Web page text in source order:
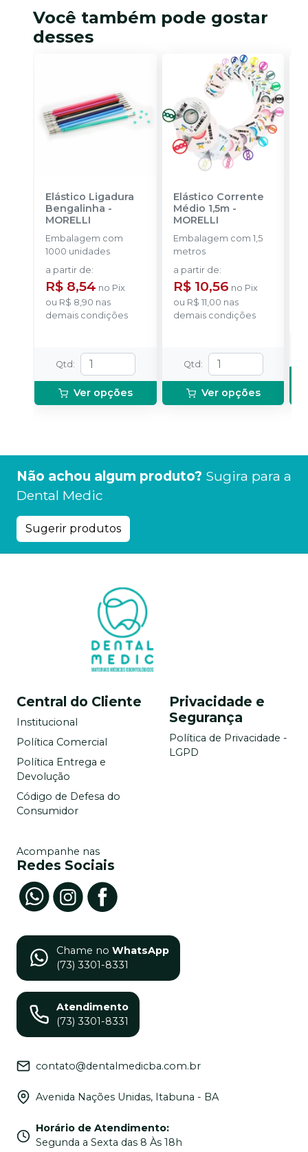
Você também pode gostar
desses
Elástico Ligadura
Bengalinha -
MORELLI
Embalagem com
1000 unidades
a partir de:
R$ 8,54 no Pix
ou R$ 8,90 nas
demais condições
Qtd :
Ver opções
Elástico Corrente
Médio 1,5m-
MORELLI
Embalagem com 1,5
metros
a partir de:
R$ 10,56 no Pix
ou R$ 11,00 nas
demais condições
Qtd :
Ver opções
Não achou algum produto? Sugira para a
Dental Medic
Sugerir produtos
Central do Cliente
Institucional
Política Comercial
Política Entrega e
Devolução
Código de Defesa do
Consumidor
Privacidade e
Segurança
Política de Privacidade -
LGPD
Acompanhe nas
Redes Sociais
Chame no WhatsApp
(73) 3301-8331
Atendimento
(73) 3301-8331
contato@dentalmedicba.com.br
Avenida Nações Unidas, Itabuna - BA
Horário de Atendimento:
Segunda a Sexta das 8 Às 18h